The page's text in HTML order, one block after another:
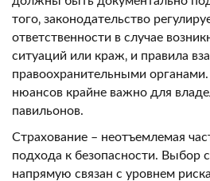
того‚ законодательство
ответственности в случае
ситуаций или краж‚ и правила
правоохранительными органами.
нюансов крайне важно для
павильонов.
Страхование – неотъемлемая
подхода к безопасности. Выбор
напрямую связан с уровнем